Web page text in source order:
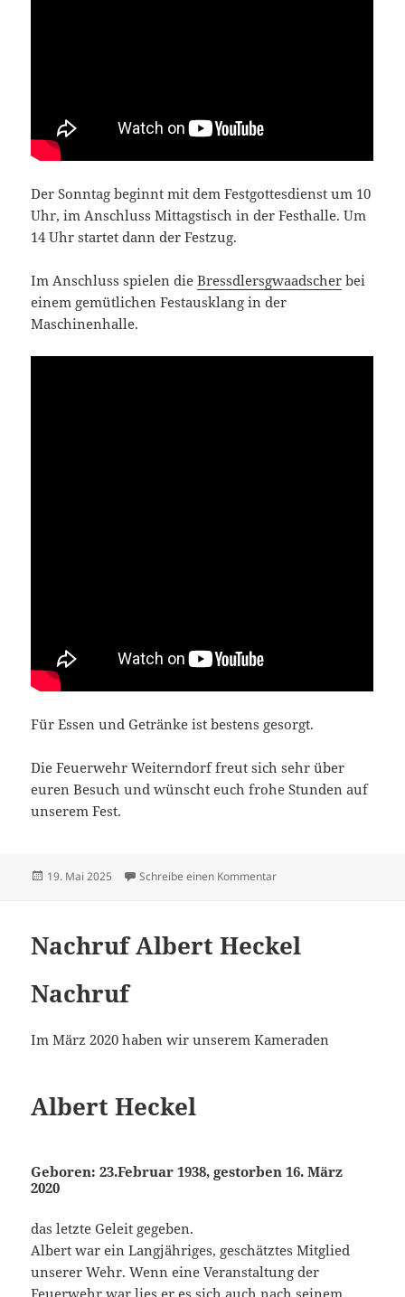
Der Sonntag beginnt mit dem Festgottesdienst um 10
Uhr, im Anschluss Mittagstisch in der Festhalle. Um
14 Uhr startet dann der Festzug.
Im Anschluss spielen dieBressdlersgwaadscher bei
einem gemütlichen Festausklang in der
Maschinenhalle.
Für Essen und Getränke ist bestens gesorgt.
Die Feuerwehr Weiterndorf freut sich sehr über
euren Besuch und wünscht euch frohe Stunden auf
unserem Fest.
Veröffentlicht
19. Mai 2025 Schreibe einen Kommentarzu Feuerwehrfest 125
Nachruf Albert Heckel
Nachruf
Im März 2020 haben wir unserem Kameraden
Albert Heckel
Geboren: 23.Februar 1938, gestorben 16. März
2020
das letzte Geleit gegeben.
Albert war ein Langjähriges, geschätztes Mitglied
unserer Wehr. Wenn eine Veranstaltung der
Feuerwehr war lies er es sich auch nach seinem